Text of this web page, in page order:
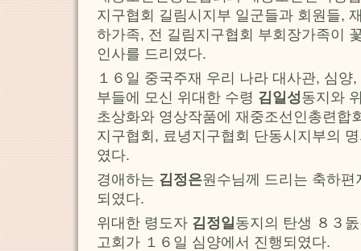
지구협회 길림시지부 일군들과 회원들,
하가족, 전 길림지구협회 부회장가족이
인사를 드리였다.
１６일 중국주재 우리 나라 대사관, 심
부들에 모신 위대한 수령 김일성동지와
초상화와 영상작품에 재중조선인총련합
지구협회, 료녕지구협회 단동시지부의
였다.
경애하는 김정은원수님께 드리는 축하
되였다.
위대한 령도자 김정일 동지의 탄생 ８３
고회가 １６일 심양에서 진행되였다.